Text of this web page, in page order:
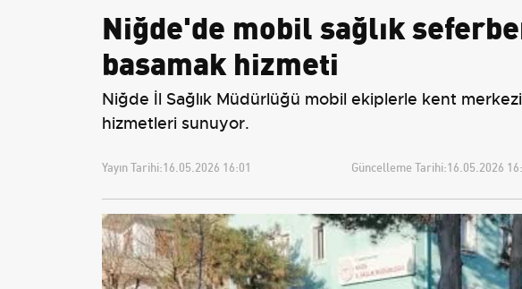
Niğde'de mobil sağlık
basamak hizmeti
Niğde İl Sağlık Müdürlüğü mobil ekiplerle kent
hizmetleri sunuyor.
Yayın Tarihi:16.05.2026 16:01 Güncelleme Tarihi:16.05.2026